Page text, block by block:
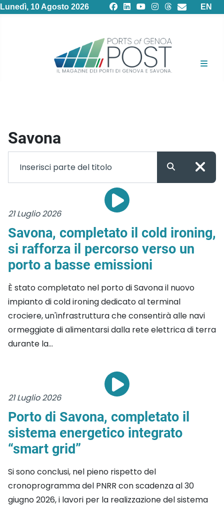
Lunedì, 10 Agosto 2026 EN
Savona
21 Luglio 2026
Savona, completato il cold ironing,
si rafforza il percorso verso un
porto a basse emissioni
È stato completato nel porto di Savona il nuovo
impianto di cold ironing dedicato al terminal
crociere, un'infrastruttura che consentirà alle navi
ormeggiate di alimentarsi dalla rete elettrica di terra
durante la...
21 Luglio 2026
Porto di Savona, completato il
sistema energetico integrato
“smart grid”
Si sono conclusi, nel pieno rispetto del
cronoprogramma del PNRR con scadenza al 30
giugno 2026, i lavori per la realizzazione del sistema